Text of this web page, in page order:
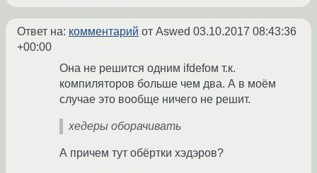
Ответ на: комментарий от Aswed 03.10.2017 08:43:36
+00:00
Она не решится одним ifdefом т.к.
компиляторов больше чем два. А в моём
случае это вообще ничего не решит.
хедеры оборачивать
А причем тут обёртки хэдэров?